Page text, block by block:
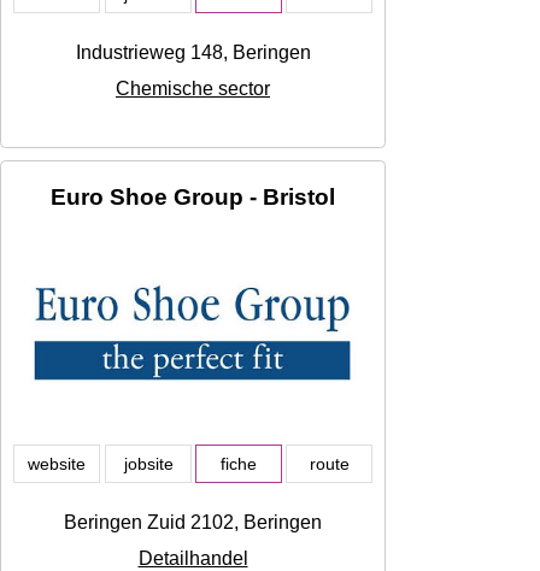
Industrieweg 148, Beringen
Chemische sector
Euro Shoe Group - Bristol
website jobsite fiche route
Beringen Zuid 2102, Beringen
Detailhandel